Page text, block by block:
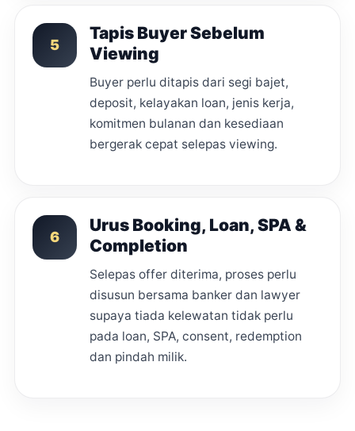
5
Tapis Buyer Sebelum
Viewing
Buyer perlu ditapis dari segi bajet,
deposit, kelayakan loan, jenis kerja,
komitmen bulanan dan kesediaan
bergerak cepat selepas viewing.
6
Urus Booking, Loan, SPA &
Completion
Selepas offer diterima, proses perlu
disusun bersama banker dan lawyer
supaya tiada kelewatan tidak perlu
pada loan, SPA, consent, redemption
dan pindah milik.